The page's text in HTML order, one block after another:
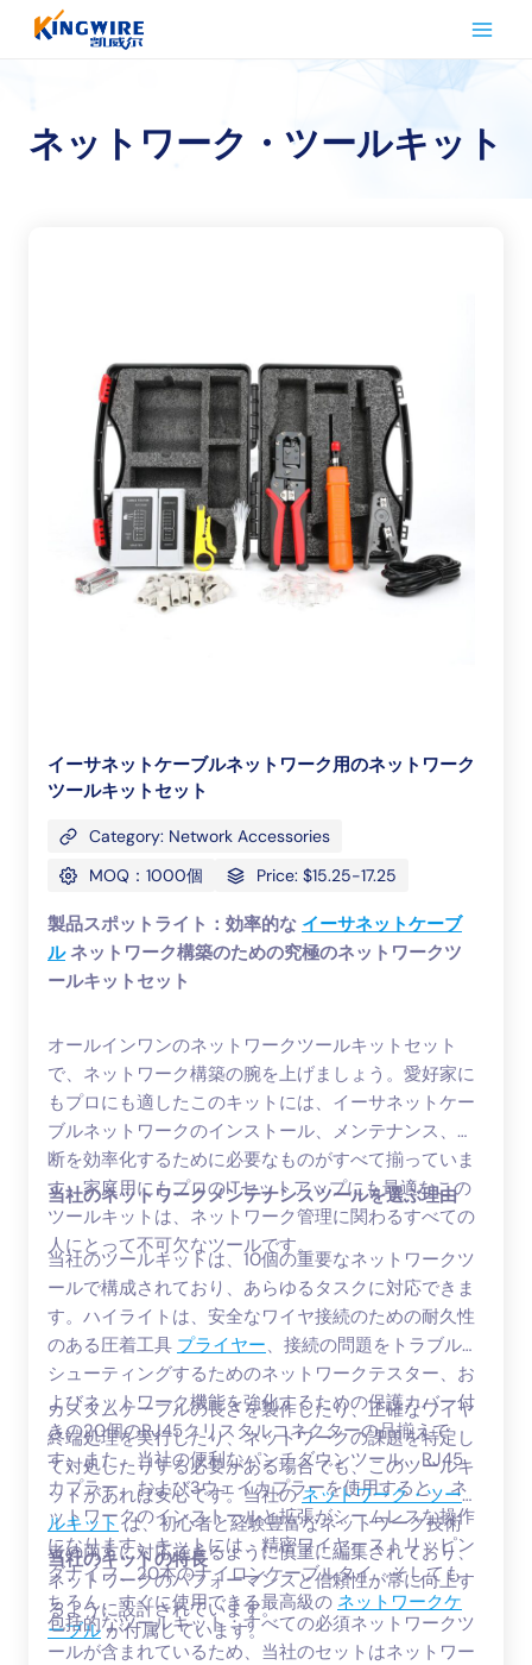
ネットワーク・ツールキット
イーサネットケーブルネットワーク用のネットワーク
ツールキットセット
Category: Network Accessories
MOQ：1000個
Price: $15.25-17.25
製品スポットライト：効率的な イーサネットケーブ
ルネットワーク構築のための究極のネットワークツ
ールキットセット
オールインワンのネットワークツールキットセット
で、ネットワーク構築の腕を上げましょう。愛好家に
もプロにも適したこのキットには、イーサネットケー
ブルネットワークのインストール、メンテナンス、診
断を効率化するために必要なものがすべて揃っていま
す。家庭用にもプロのITセットアップにも最適なこの
ツールキットは、ネットワーク管理に関わるすべての
人にとって不可欠なツールです。
当社のネットワークメンテナンスツールを選ぶ理由
当社のツールキットは、10個の重要なネットワークツ
ールで構成されており、あらゆるタスクに対応できま
す。ハイライトは、安全なワイヤ接続のための耐久性
のある圧着工具 プライヤー、接続の問題をトラブル
シューティングするためのネットワークテスター、お
よびネットワーク機能を強化するための保護カバー付
きの20個のRJ45クリスタルコネクターの品揃えで
す。また、当社の便利なパンチダウンツール、RJ45
カプラー、および3ウェイカプラーを使用すると、ネ
ットワークのインストールと拡張がシームレスな操作
になります。キットには、精密ワイヤーストリッピン
グナイフ、20本のナイロンケーブルタイ、そしても
ちろん、すぐに使用できる最高級の ネットワークケ
ーブルが付属しています。
カスタムケーブルの長さを製作したり、正確なワイヤ
終端処理を実行したり、ネットワークの課題を特定し
て対処したりする必要がある場合でも、このツールキ
ットがあれば安心です。当社のネットワーク・ツー
ルキットは、初心者と経験豊富なネットワーク技術
者の両方に対応できるように慎重に編集されており、
ネットワークのパフォーマンスと信頼性が常に向上す
るように設計されています。
当社のキットの特長
包括的なツールキット：すべての必須ネットワークツ
ールが含まれているため、当社のセットはネットワー